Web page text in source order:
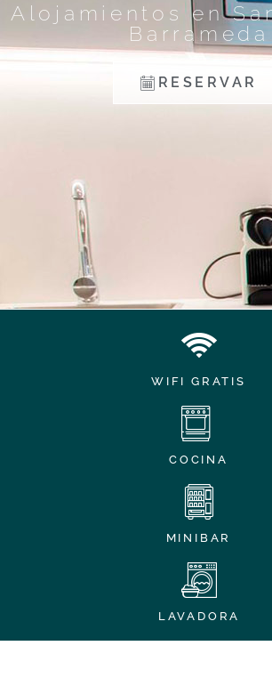
Alojamientos en
Barrameda
RESERVAR
WIFI GRATIS
COCINA
MINIBAR
LAVADORA